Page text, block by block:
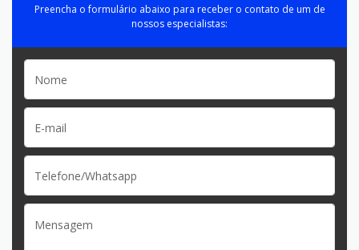
Preencha o formulário abaixo para receber o contato de um de
nossos especialistas: